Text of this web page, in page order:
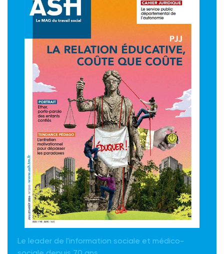
Le leader de l'information sociale et médico-